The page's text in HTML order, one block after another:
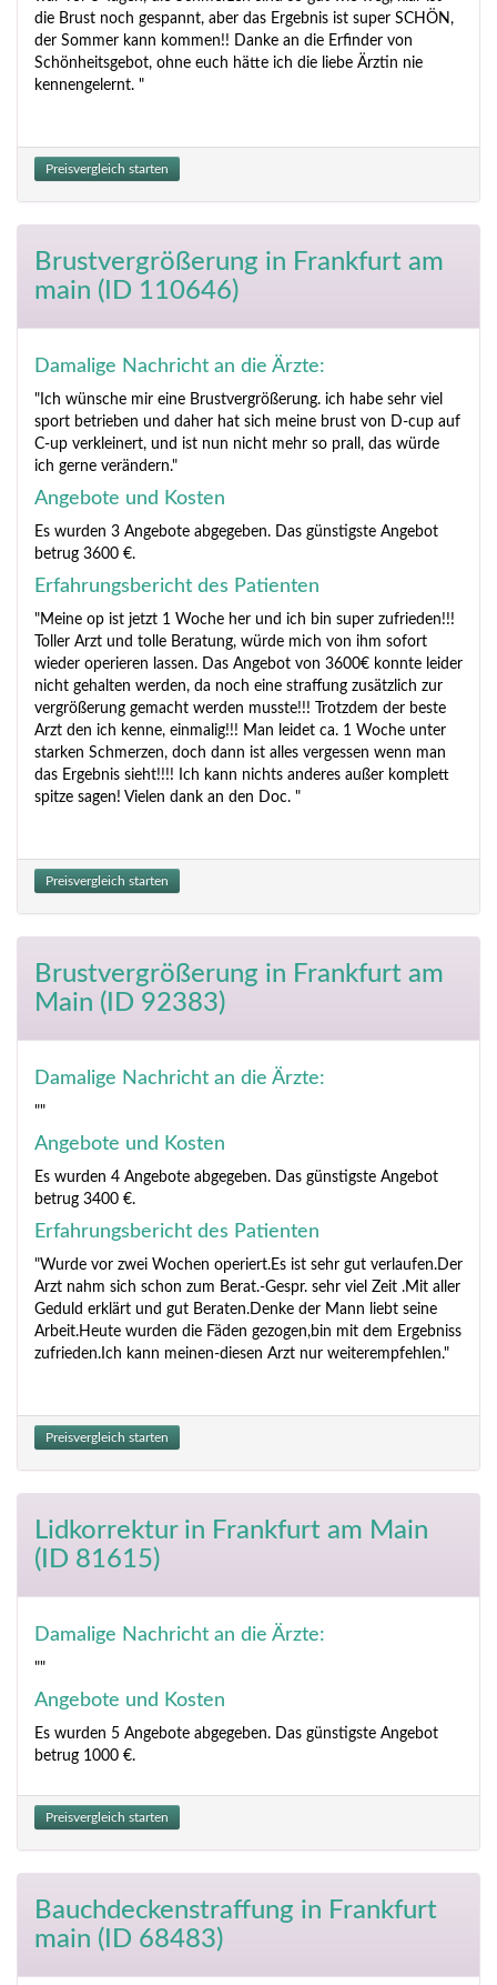
die Brust noch gespannt, aber das Ergebnis ist super SCHÖN,
der Sommer kann kommen!! Danke an die Erfinder von
Schönheitsgebot, ohne euch hätte ich die liebe Ärztin nie
kennengelernt. "
Preisvergleich starten
Brustvergrößerung in Frankfurt am
main (ID 110646)
Damalige Nachricht an die Ärzte:
"Ich wünsche mir eine Brustvergrößerung. ich habe sehr viel
sport betrieben und daher hat sich meine brust von D-cup auf
C-up verkleinert, und ist nun nicht mehr so prall, das würde
ich gerne verändern."
Angebote und Kosten
Es wurden 3 Angebote abgegeben. Das günstigste Angebot
betrug 3600 €.
Erfahrungsbericht des Patienten
"Meine op ist jetzt 1 Woche her und ich bin super zufrieden!!!
Toller Arzt und tolle Beratung, würde mich von ihm sofort
wieder operieren lassen. Das Angebot von 3600€ konnte leider
nicht gehalten werden, da noch eine straffung zusätzlich zur
vergrößerung gemacht werden musste!!! Trotzdem der beste
Arzt den ich kenne, einmalig!!! Man leidet ca. 1 Woche unter
starken Schmerzen, doch dann ist alles vergessen wenn man
das Ergebnis sieht!!!! Ich kann nichts anderes außer komplett
spitze sagen! Vielen dank an den Doc. "
Preisvergleich starten
Brustvergrößerung in Frankfurt am
Main (ID 92383)
Damalige Nachricht an die Ärzte:
""
Angebote und Kosten
Es wurden 4 Angebote abgegeben. Das günstigste Angebot
betrug 3400 €.
Erfahrungsbericht des Patienten
"Wurde vor zwei Wochen operiert.Es ist sehr gut verlaufen.Der
Arzt nahm sich schon zum Berat.-Gespr. sehr viel Zeit .Mit aller
Geduld erklärt und gut Beraten.Denke der Mann liebt seine
Arbeit.Heute wurden die Fäden gezogen,bin mit dem Ergebniss
zufrieden.Ich kann meinen-diesen Arzt nur weiterempfehlen."
Preisvergleich starten
Lidkorrekturin Frankfurt am Main
(ID 81615)
Damalige Nachricht an die Ärzte:
""
Angebote und Kosten
Es wurden 5 Angebote abgegeben. Das günstigste Angebot
betrug 1000 €.
Preisvergleich starten
Bauchdeckenstraffung in Frankfurt
main (ID 68483)